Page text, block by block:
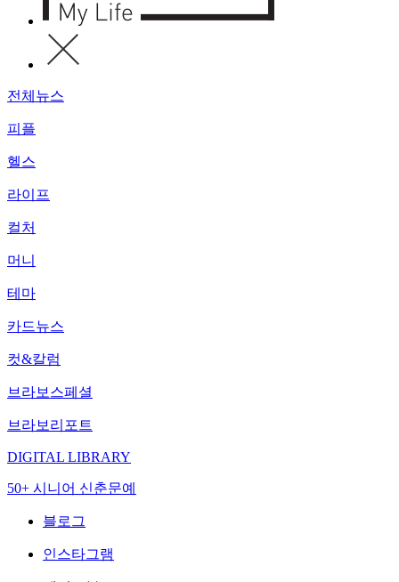
전체뉴스
피플
헬스
라이프
컬처
머니
테마
카드뉴스
컷&칼럼
브라보스페셜
브라보리포트
DIGITAL LIBRARY
50+ 시니어 신춘문예
블로그
인스타그램